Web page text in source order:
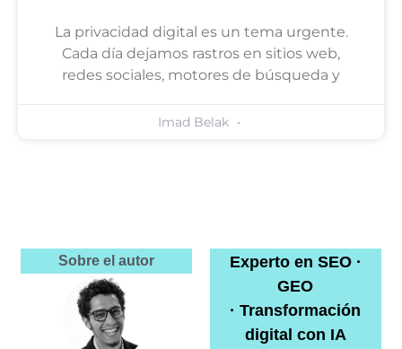
La privacidad digital es un tema urgente.
Cada día dejamos rastros en sitios web,
redes sociales, motores de búsqueda y
Imad Belak
Sobre el autor
Experto en SEO ·
GEO
· Transformación
digital con IA